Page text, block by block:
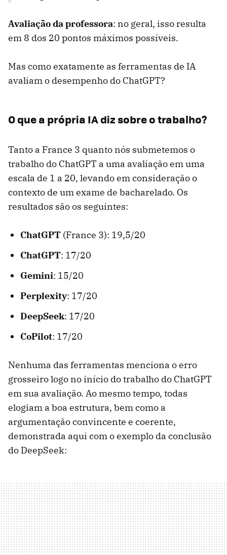
Avaliação da professora: no geral, isso resulta
em 8 dos 20 pontos máximos possíveis.
Mas como exatamente as ferramentas de IA
avaliam o desempenho do ChatGPT?
O que a própria IA diz sobre o trabalho?
Tanto a France 3 quanto nós submetemos o
trabalho do ChatGPT a uma avaliação em uma
escala de 1 a 20, levando em consideração o
contexto de um exame de bacharelado. Os
resultados são os seguintes:
ChatGPT (France 3): 19,5/20
ChatGPT: 17/20
Gemini: 15/20
Perplexity: 17/20
DeepSeek: 17/20
CoPilot: 17/20
Nenhuma das ferramentas menciona o erro
grosseiro logo no início do trabalho do ChatGPT
em sua avaliação. Ao mesmo tempo, todas
elogiam a boa estrutura, bem como a
argumentação convincente e coerente,
demonstrada aqui com o exemplo da conclusão
do DeepSeek: